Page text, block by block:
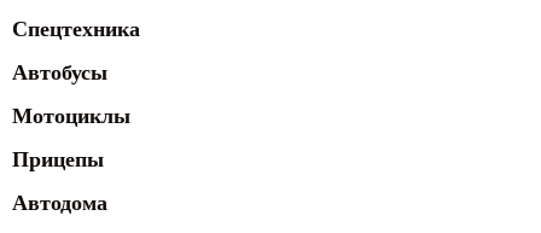
Спецтехника
Автобусы
Мотоциклы
Прицепы
Автодома